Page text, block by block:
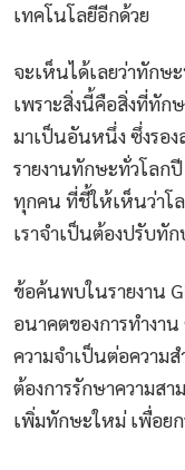
เทคโนโลยีอีกด้วย
จะเห็นได้เลยว่าทักษ
เพราะสิ่งนี้คือสิ่งที่ทัก
มาเป็นอันหนึ่ง ซึ่งรอ
รายงานทักษะทั่วโล
ทุกคน ที่ชี้ให้เห็นว่าโล
เราจำเป็นต้องปรับทั
ข้อค้นพบในรายงาน
อนาคตของการทำงา
ความจำเป็นต่อความ
ต้องการรักษาความส
เพิ่มทักษะใหม่ เพื่อย